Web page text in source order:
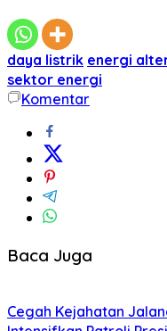
daya listrik energi
sektor energi
Komentar
Baca Juga
Cegah Kejahatan